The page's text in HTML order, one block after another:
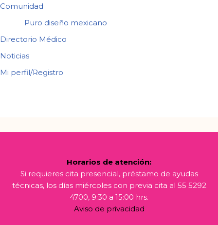
Comunidad
Puro diseño mexicano
Directorio Médico
Noticias
Mi perfil/Registro
Horarios de atención:
Si requieres cita presencial, préstamo de ayudas
técnicas, los días miércoles con previa cita al 55 5292
4700, 9:30 a 15:00 hrs.
Aviso de privacidad